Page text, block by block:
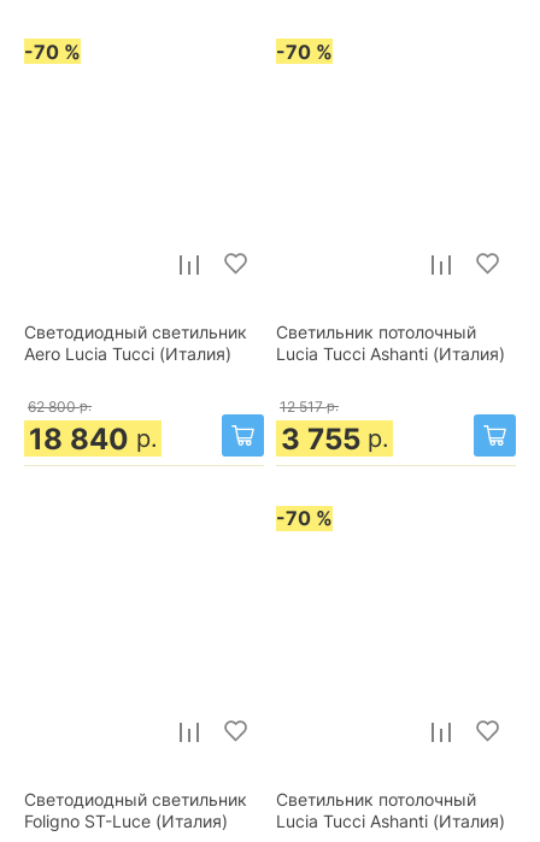
-70 %
Светодиодный светильник
Aero Lucia Tucci (Италия)
62 800 р.
18 840 р.
-70 %
Светильник потолочный
Lucia Tucci Ashanti (Италия)
12 517 р.
3 755 р.
Светодиодный светильник
Foligno ST-Luce (Италия)
-70 %
Светильник потолочный
Lucia Tucci Ashanti (Италия)